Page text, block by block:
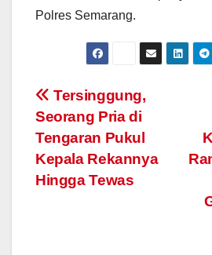
Polres Semarang.
Post
navigation
Tersinggung,
Seorang Pria di
Tengaran Pukul
Kepala Rekannya
Hingga Tewas